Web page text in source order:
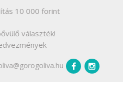
10 000 forint
választék!